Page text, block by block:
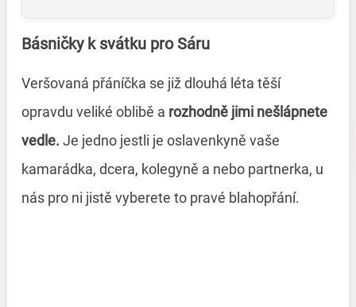
Básničky k svátku pro Sáru
Veršovaná přáníčka se již dlouhá léta těší
opravdu veliké oblibě a rozhodně jimi nešlápnete
vedle. Je jedno jestli je oslavenkyně vaše
kamarádka, dcera, kolegyně a nebo partnerka, u
nás pro ni jistě vyberete to pravé blahopřání.